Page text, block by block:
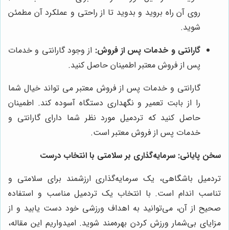
روی آن راه بروید و بدوید تا از راحتی و عملکرد آن مطمئن
شوید.
گارانتی و خدمات پس از فروش: از وجود گارانتی و خدمات
پس از فروش معتبر اطمینان حاصل کنید.
گارانتی و خدمات پس از فروش معتبر می تواند خیال شما
را از بابت تعمیر و نگهداری دستگاه آسوده کند. اطمینان
حاصل کنید که تردمیل مورد نظر شما دارای گارانتی و
خدمات پس از فروش معتبر است.
سخن پایانی: سرمایه‌گذاری بر سلامتی با انتخاب درست
تردمیل باشگاهی، یک سرمایه‌گذاری ارزشمند برای سلامتی و
تناسب اندام است. با انتخاب یک تردمیل مناسب و استفاده
صحیح از آن، می‌توانید به اهداف ورزشی خود دست یابید و از
مزایای بی‌شمار ورزش کردن بهره‌مند شوید. امیدواریم این مقاله،